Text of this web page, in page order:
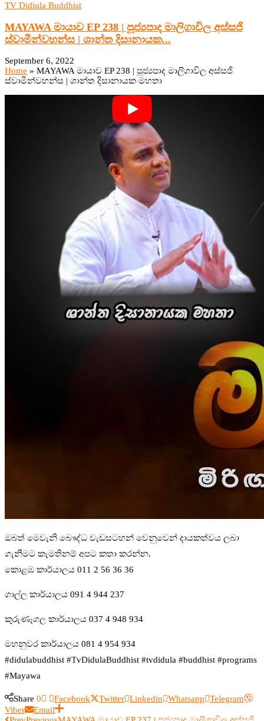
TV Didiula Buddhist
MAYAWA මායාව EP 238 | පූජ්‍යපාද මාලිගාවිල අස්සජි
ස්වාමීන්වහන්ස | ශාන්ත දිසානායක...
September 6, 2022
Home » MAYAWA මායාව EP 238 | පූජ්‍යපාද මාලිගාවිල අස්සජි
ස්වාමීන්වහන්ස | ශාන්ත දිසානායක මහතා
ඔබත් මෙවැනි බෞද්ධ වැඩසටහන් වෙනුවෙන් දායකත්වය ලබා
ගැනීමට කැමතිනම් අපට කතා කරන්න.
කොළඹ කාර්යාලය 011 2 56 36 36
ගාල්ල කාර්යාලය 091 4 944 237
කුරුණෑගල කාර්යාලය 037 4 948 934
මහනුවර කාර්යාලය 081 4 954 934
#didulabuddhist #TvDidulaBuddhist #tvdidula #buddhist #programs
#Mayawa
Share 0 Facebook Twitter Linkedin Whatsapp
Telegram
Viber
Email